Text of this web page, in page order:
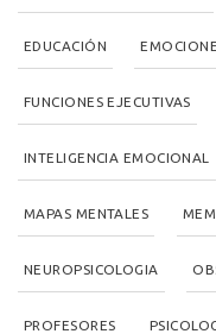
EDUCACIÓN
FUNCIONES EJECUTIVAS
INTELIGENCIA EMOCIONAL
MAPAS MENTALES
NEUROPSICOLOGIA
PROFESORES